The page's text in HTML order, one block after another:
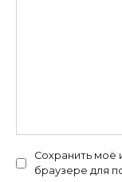
Сохранить моё
браузере для